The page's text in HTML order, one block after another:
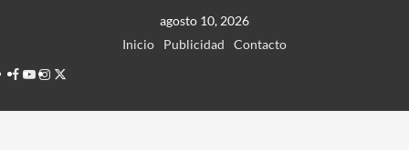
agosto 10, 2026
Inicio
Publicidad
Contacto
Facebook
Youtube
Instagram
Twitter